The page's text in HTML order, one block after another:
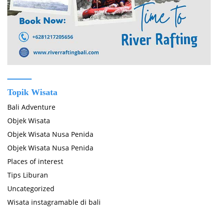
Topik Wisata
Bali Adventure
Objek Wisata
Objek Wisata Nusa Penida
Objek Wisata Nusa Penida
Places of interest
Tips Liburan
Uncategorized
Wisata instagramable di bali